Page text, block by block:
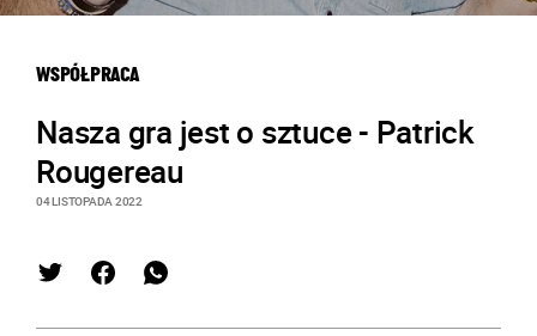
WSPÓŁPRACA
Nasza gra jest o sztuce - Patrick
Rougereau
04 LISTOPADA 2022